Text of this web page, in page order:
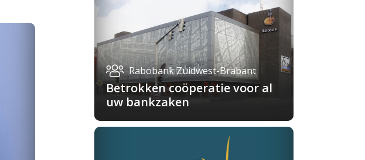
Rabobank Zuidwest-Brabant
Betrokken coöperatie voor al
uw bankzaken